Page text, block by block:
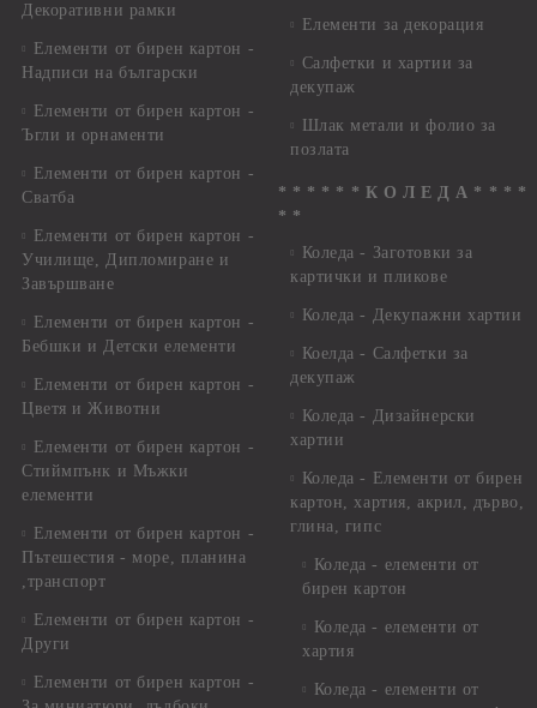
Декоративни рамки
Елементи от бирен картон -
Надписи на български
Елементи от бирен картон -
Ъгли и орнаменти
Елементи от бирен картон -
Сватба
Елементи от бирен картон -
Училище, Дипломиране и
Завършване
Елементи от бирен картон -
Бебшки и Детски елементи
Елементи от бирен картон -
Цветя и Животни
Елементи от бирен картон -
Стиймпънк и Мъжки
елементи
Елементи от бирен картон -
Пътешестия - море, планина
,транспорт
Елементи от бирен картон -
Други
Елементи от бирен картон -
Елементи за декорация
Салфетки и хартии за
декупаж
Шлак метали и фолио за
позлата
* * * * * * К О Л Е Д А * * * *
* *
Коледа - Заготовки за
картички и пликове
Коледа - Декупажни хартии
Коелда - Салфетки за
декупаж
Коледа - Дизайнерски
хартии
Коледа - Eлементи от бирен
картон, хартия, акрил, дърво,
глина, гипс
Коледа - елементи от
бирен картон
Коледа - елементи от
хартия
Коледа - елементи от